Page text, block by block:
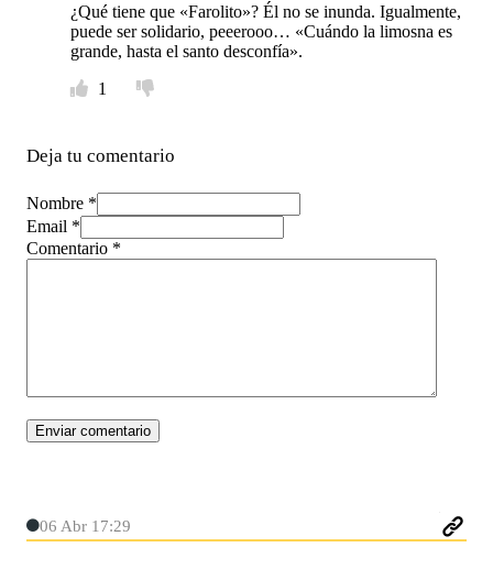
¿Qué tiene que «Farolito»? Él no se inunda. Igualmente,
puede ser solidario, peeerooo… «Cuándo la limosna es
grande, hasta el santo desconfía».
1
Deja tu comentario
Nombre *
Email *
Comentario *
06 Abr 17:29